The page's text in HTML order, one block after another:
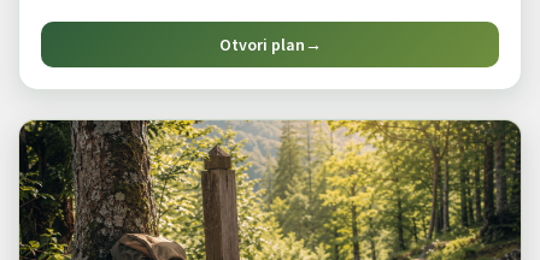
Otvori plan→